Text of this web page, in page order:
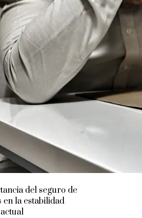
del seguro de
en la estabilidad